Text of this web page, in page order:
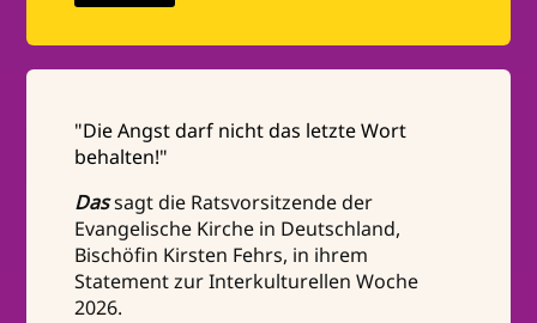
"Die Angst darf nicht das letzte Wort
behalten!"
Dassagt die Ratsvorsitzende der
Evangelische Kirche in Deutschland,
Bischöfin Kirsten Fehrs, in ihrem
Statement zur Interkulturellen Woche
2026.